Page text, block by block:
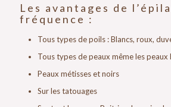
Les avantages de
fréquence :
Tous types de poils : Blancs, roux,
Tous types de peaux même les peaux
Peaux métisses et noirs
Sur les tatouages